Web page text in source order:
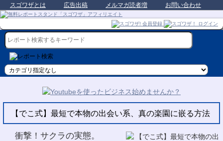
スゴワザとは 広告出稿 メルマガ読者増 お問い合わせ
【でこ式】最短で本物の出会い系、真の楽園に嵌る方法
衝撃！サクラの実態。